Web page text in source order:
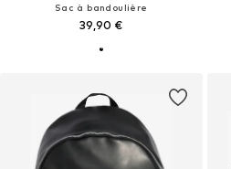
Sac à bandoulière
39,90 €